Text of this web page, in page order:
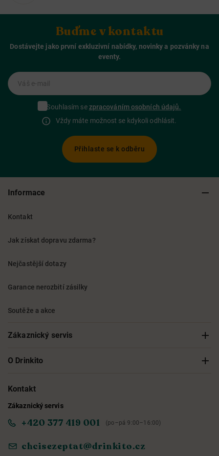
Buďme v kontaktu
Dostávejte jako první exkluzivní nabídky, novinky a pozvánky na
eventy.
Váš e-mail
Souhlasím sezpracováním osobních údajů.
Vždy máte možnost se kdykoli odhlásit.
Přihlaste se k odběru
Informace
Kontakt
Jak získat dopravu zdarma?
Nejčastější dotazy
Garance nerozbití zásilky
Soutěže a akce
Zákaznický servis
Sledování objednávky
Obchodní podmínky
Ochrana osobních údajů
Reklamace a vrácení
O Drinkito
O nás
Informace o přístupnosti služby
Kontakt
Zákaznický servis
+420 377 419 001 (po–pá 9:00–16:00)
chcisezeptat@drinkito.cz